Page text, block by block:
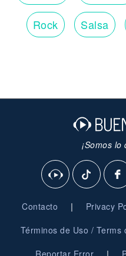
Rock Salsa
¡Somos
Contacto | Privacy
Términos de Uso / Terms
Reportar Error |